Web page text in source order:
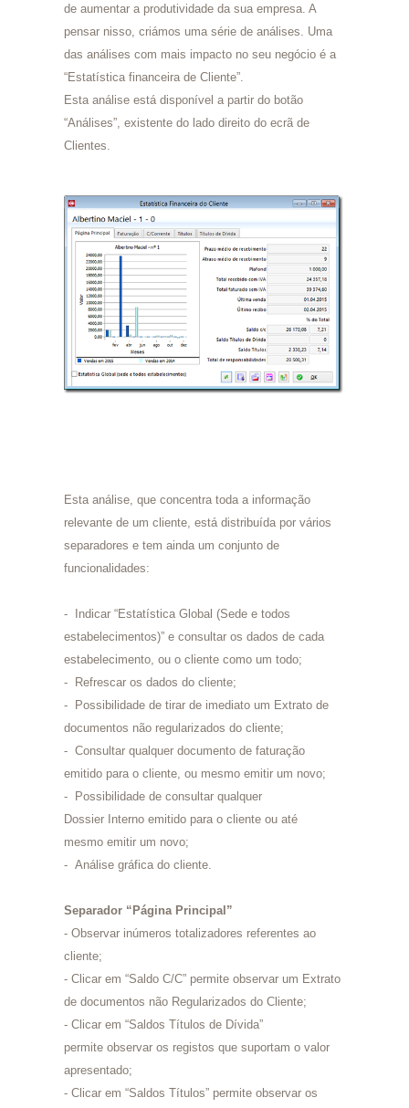
de aumentar a produtividade da sua empresa. A
pensar nisso, criámos uma série de análises. Uma
das análises com mais impacto no seu negócio é a
“Estatística financeira de Cliente”.
Esta análise está disponível a partir do botão
“Análises”, existente do lado direito do ecrã de
Clientes.
Esta análise, que concentra toda a informação
relevante de um cliente, está distribuída por vários
separadores e tem ainda um conjunto de
funcionalidades:
- Indicar “Estatística Global (Sede e todos
estabelecimentos)” e consultar os dados de cada
estabelecimento, ou o cliente como um todo;
- Refrescar os dados do cliente;
- Possibilidade de tirar de imediato um Extrato de
documentos não regularizados do cliente;
- Consultar qualquer documento de faturação
emitido para o cliente, ou mesmo emitir um novo;
- Possibilidade de consultar qualquer
Dossier Interno emitido para o cliente ou até
mesmo emitir um novo;
- Análise gráfica do cliente.
Separador “Página Principal”
- Observar inúmeros totalizadores referentes ao
cliente;
- Clicar em “Saldo C/C” permite observar um Extrato
de documentos não Regularizados do Cliente;
- Clicar em “Saldos Títulos de Dívida”
permite observar os registos que suportam o valor
apresentado;
- Clicar em “Saldos Títulos” permite observar os